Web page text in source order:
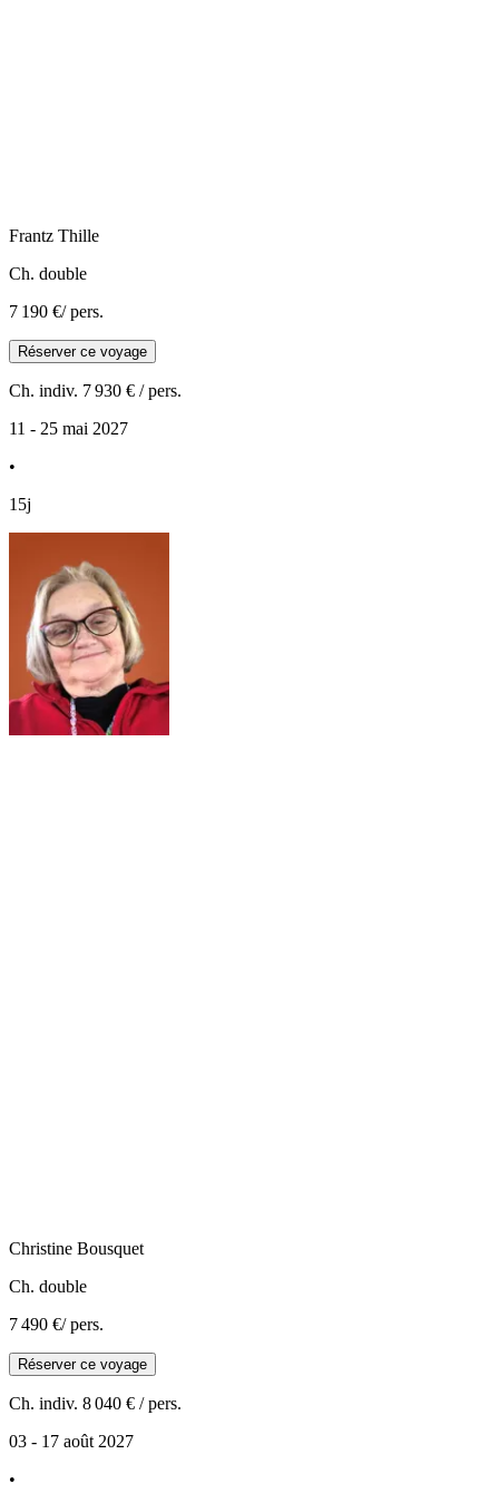
Frantz Thille
Ch. double
7 190 €/ pers.
Réserver ce voyage
Ch. indiv. 7 930 € / pers.
11 - 25 mai 2027
•
15j
Christine Bousquet
Ch. double
7 490 €/ pers.
Réserver ce voyage
Ch. indiv. 8 040 € / pers.
03 - 17 août 2027
•